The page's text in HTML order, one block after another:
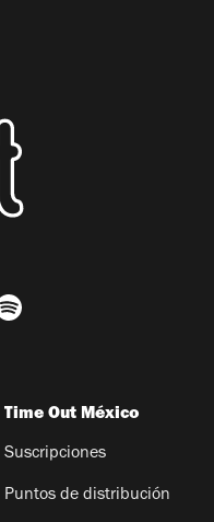
Time Out México
Suscripciones
Puntos de distribución